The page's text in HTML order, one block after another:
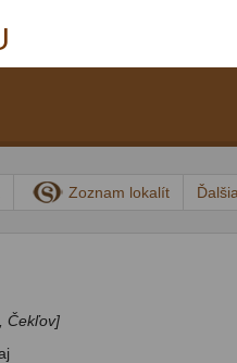
Zoznam lokalít
Čekľov]